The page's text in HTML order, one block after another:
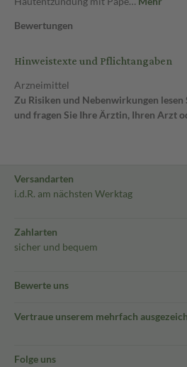
Bewertungen
Hinweistexte und Pflichtangaben
Arzneimittel
Zu Risiken und Nebenwirkungen lesen
und fragen Sie Ihre Ärztin, Ihren Arzt
Versandarten
i.d.R. am nächsten Werktag
Zahlarten
sicher und bequem
Bewerte uns
Vertraue unserem mehrfach
Folge uns